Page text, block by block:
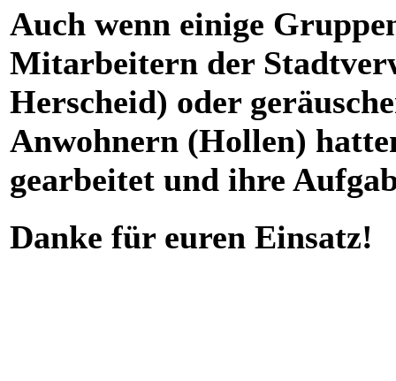
Auch wenn einige
Mitarbeitern der
Herscheid) oder
Anwohnern (Hollen)
gearbeitet und ihre
Danke für euren Einsatz!